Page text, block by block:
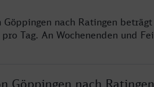
nach Ratingen
Tag. An Wochenenden und
Göppingen nach